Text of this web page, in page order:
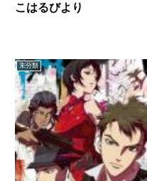
こはるびより
未分類